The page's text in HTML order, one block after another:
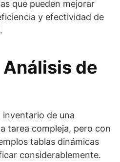
que pueden mejorar
y efectividad de
de
inventario de una
tarea compleja, pero con
tablas dinámicas
considerablemente.